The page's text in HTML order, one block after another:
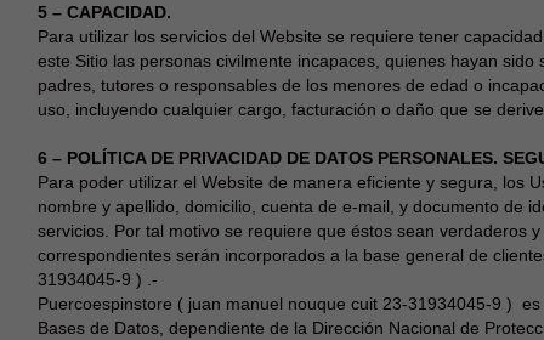
5 – CAPACIDAD.
Para utilizar los servicios del Website se requiere tener
este Sitio las personas civilmente incapaces, quienes hayan
padres, tutores o responsables de los menores de edad o
uso, incluyendo cualquier cargo, facturación o daño que se
6 – POLÍTICA DE PRIVACIDAD DE DATOS PERSONALES.
Para poder utilizar el Website de manera eficiente y segura, los
nombre y apellido, domicilio, cuenta de e-mail, y documento de
servicios. Por tal motivo se requiere que éstos sean verdaderos
correspondientes serán incorporados a la base general de
31934045-9 ) .-
Puercoespinstore ( juan manuel nouque cuit 23-31934045-9 )
Bases de Datos, dependiente de la Dirección Nacional de